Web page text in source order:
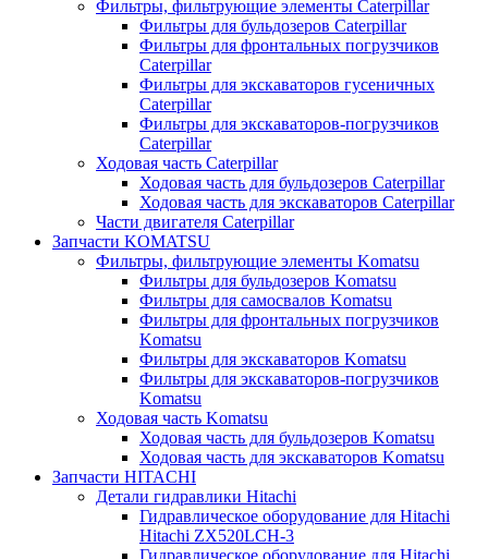
Фильтры, фильтрующие элементы Caterpillar
Фильтры для бульдозеров Caterpillar
Фильтры для фронтальных погрузчиков
Caterpillar
Фильтры для экскаваторов гусеничных
Caterpillar
Фильтры для экскаваторов-погрузчиков
Caterpillar
Ходовая часть Caterpillar
Ходовая часть для бульдозеров Caterpillar
Ходовая часть для экскаваторов Caterpillar
Части двигателя Caterpillar
Запчасти KOMATSU
Фильтры, фильтрующие элементы Komatsu
Фильтры для бульдозеров Komatsu
Фильтры для самосвалов Komatsu
Фильтры для фронтальных погрузчиков
Komatsu
Фильтры для экскаваторов Komatsu
Фильтры для экскаваторов-погрузчиков
Komatsu
Ходовая часть Komatsu
Ходовая часть для бульдозеров Komatsu
Ходовая часть для экскаваторов Komatsu
Запчасти HITACHI
Детали гидравлики Hitachi
Гидравлическое оборудование для Hitachi
Hitachi ZX520LCH-3
Гидравлическое оборудование для Hitachi